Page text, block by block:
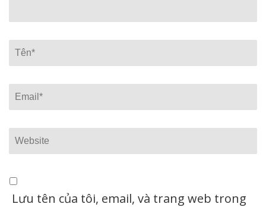
Tên*
Email*
Website
Lưu tên của tôi, email, và trang web trong